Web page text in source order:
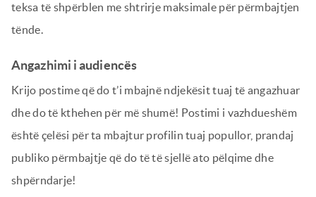
teksa të shpërblen me shtrirje maksimale për përmbajtjen
tënde.
Angazhimi i audiencës
Krijo postime që do t’i mbajnë ndjekësit tuaj të angazhuar
dhe do të kthehen për më shumë! Postimi i vazhdueshëm
është çelësi për ta mbajtur profilin tuaj popullor, prandaj
publiko përmbajtje që do të të sjellë ato pëlqime dhe
shpërndarje!